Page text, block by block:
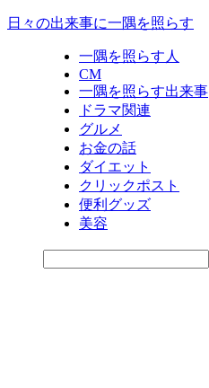
日々の出来事に一隅を照らす
一隅を照らす人
CM
一隅を照らす出来事
ドラマ関連
グルメ
お金の話
ダイエット
クリックポスト
便利グッズ
美容